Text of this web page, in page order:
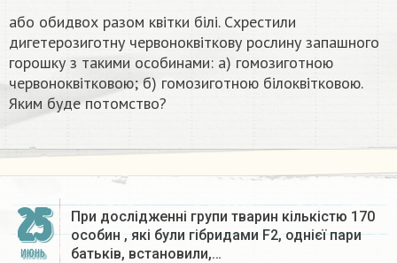
або обидвох разом квітки білі. Схрестили
дигетерозиготну червоноквіткову рослину запашного
горошку з такими особинами: а) гомозиготною
червоноквітковою; б) гомозиготною білоквітковою.
Яким буде потомство?
25
ИЮНЬ
При дослідженні групи тварин кількістю 170
особин , які були гібридами F2, однієї пари
батьків, встановили,…